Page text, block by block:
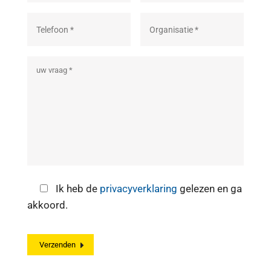
Ik heb de privacyverklaring gelezen en ga
akkoord.